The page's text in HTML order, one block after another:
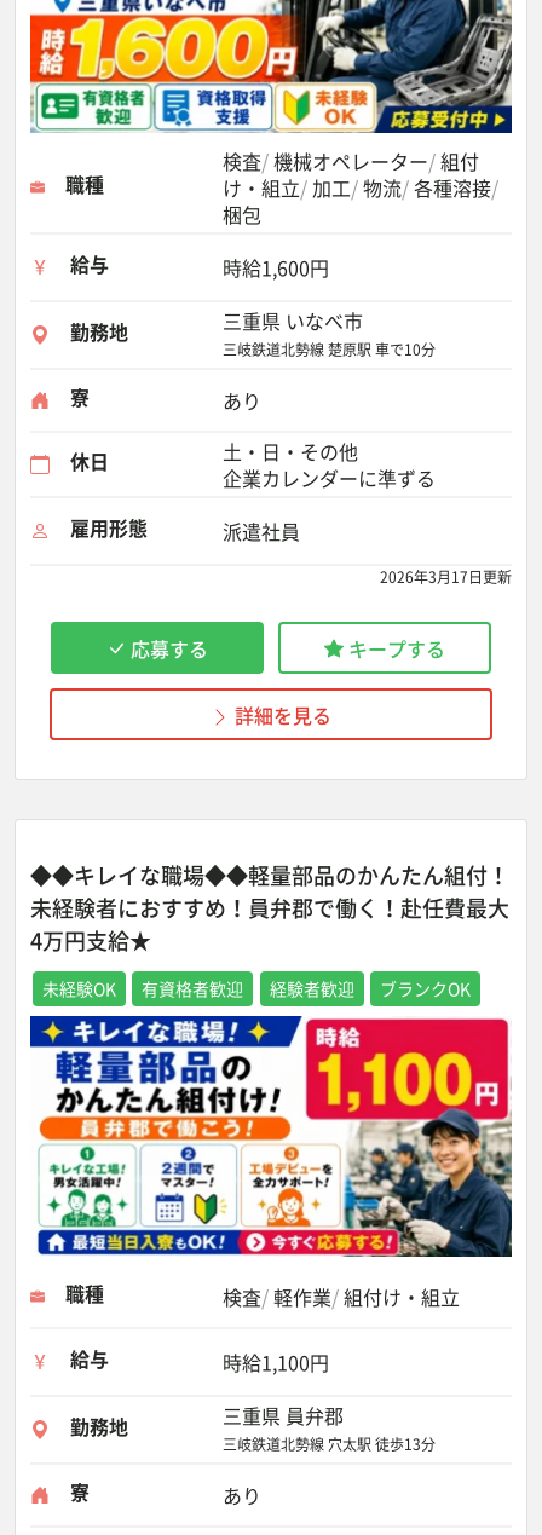
職種
検査 機械オペレーター 組付
け・組立 加工 物流 各種溶接
梱包
給与
時給1,600円
勤務地 三重県 いなべ市
三岐鉄道北勢線 楚原駅 車で10分
寮 あり
休日
土・日・その他
企業カレンダーに準ずる
雇用形態
派遣社員
2026年3月17日更新
応募する キープする
詳細を見る
◆◆キレイな職場◆◆軽量部品のかんたん組付！
未経験者におすすめ！員弁郡で働く！赴任費最大
4万円支給★
未経験OK 有資格者歓迎 経験者歓迎 ブランクOK
職種 検査 軽作業 組付け・組立
給与 時給1,100円
勤務地 三重県 員弁郡
三岐鉄道北勢線 穴太駅 徒歩13分
寮 あり